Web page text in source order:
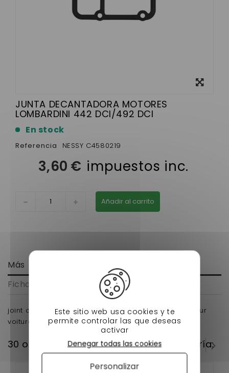
JUNTA DECANTADORA MOTORES
LOMBARDINI 442 DCI/492 DCI
En stock
Referencia NESSY C4580219
3,60 € impuestos inc.
Añadir al carrito
Más
Ficha técnica
joint du decanteur dci ldw442 moteur lombardini pour
voiture sans permis
30 otros productos en la misma categoría:
Este sitio web usa cookies y te
permite controlar las que deseas
activar
Denegar todas las cookies
Personalizar